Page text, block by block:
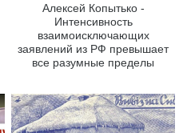
Алексей Копытько -
Интенсивность
взаимоисключающих
заявлений из РФ превышает
все разумные пределы